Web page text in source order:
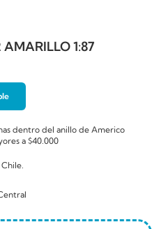
1:87
dentro del anillo de Americo
a $40.000